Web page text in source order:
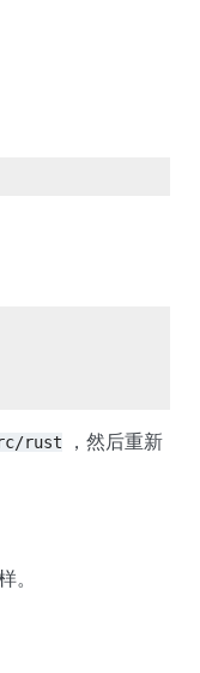
rust ，然后重新
。